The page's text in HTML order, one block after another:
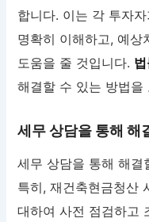
합니다. 이는 각 투자
명확히 이해하고, 예상
도움을 줄 것입니다.
해결할 수 있는 방법을
세무 상담을 통해 해
세무 상담을 통해 해결
특히, 재건축현금청산
대하여 사전 점검하고